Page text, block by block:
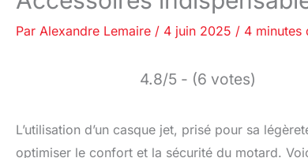
Par Alexandre Lemaire / 4 juin 2025 / 4 minutes
4.8/5 - (6 votes)
L’utilisation d’un casque jet, prisé pour sa
optimiser le confort et la sécurité du motard.